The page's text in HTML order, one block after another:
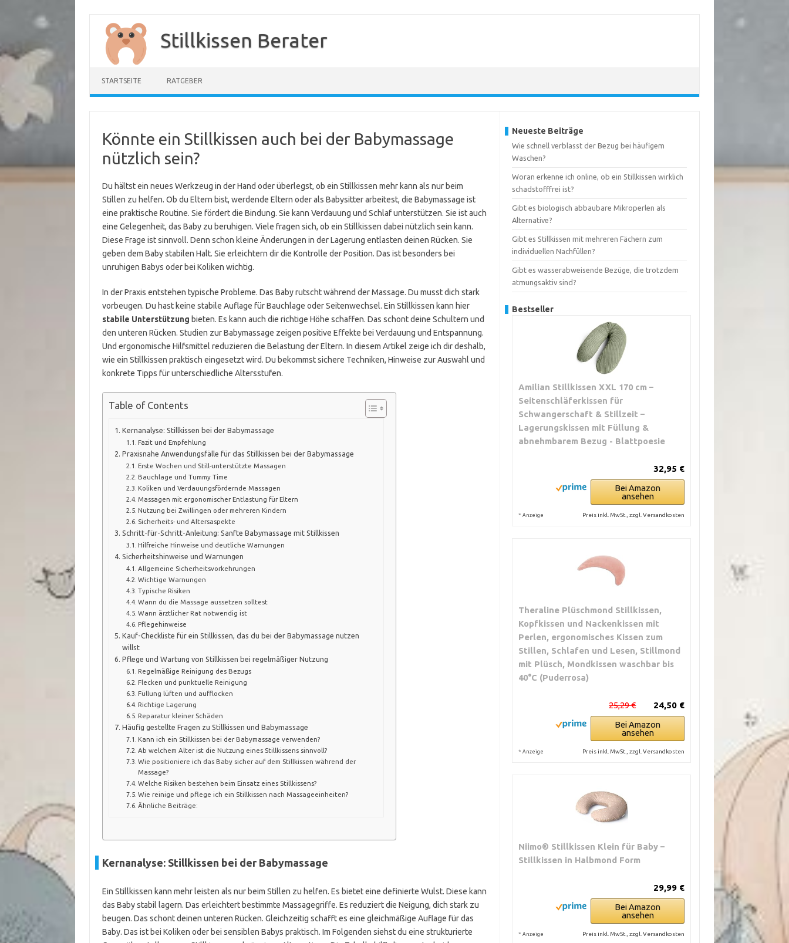
Inhalt
springen
Stillkissen Berater
STARTSEITE RATGEBER
Könnte ein Stillkissen auch bei der Babymassage
nützlich sein?
Du hältst ein neues Werkzeug in der Hand oder überlegst, ob ein Stillkissen mehr kann als nur beim
Stillen zu helfen. Ob du Eltern bist, werdende Eltern oder als Babysitter arbeitest, die Babymassage ist
eine praktische Routine. Sie fördert die Bindung. Sie kann Verdauung und Schlaf unterstützen. Sie ist auch
eine Gelegenheit, das Baby zu beruhigen. Viele fragen sich, ob ein Stillkissen dabei nützlich sein kann.
Diese Frage ist sinnvoll. Denn schon kleine Änderungen in der Lagerung entlasten deinen Rücken. Sie
geben dem Baby stabilen Halt. Sie erleichtern dir die Kontrolle der Position. Das ist besonders bei
unruhigen Babys oder bei Koliken wichtig.
In der Praxis entstehen typische Probleme. Das Baby rutscht während der Massage. Du musst dich stark
vorbeugen. Du hast keine stabile Auflage für Bauchlage oder Seitenwechsel. Ein Stillkissen kann hier
stabile Unterstützung bieten. Es kann auch die richtige Höhe schaffen. Das schont deine Schultern und
den unteren Rücken. Studien zur Babymassage zeigen positive Effekte bei Verdauung und Entspannung.
Und ergonomische Hilfsmittel reduzieren die Belastung der Eltern. In diesem Artikel zeige ich dir deshalb,
wie ein Stillkissen praktisch eingesetzt wird. Du bekommst sichere Techniken, Hinweise zur Auswahl und
konkrete Tipps für unterschiedliche Altersstufen.
Table of Contents
Kernanalyse: Stillkissen bei der Babymassage
Fazit und Empfehlung
Praxisnahe Anwendungsfälle für das Stillkissen bei der Babymassage
Erste Wochen und Still-unterstützte Massagen
Bauchlage und Tummy Time
Koliken und Verdauungsfördernde Massagen
Massagen mit ergonomischer Entlastung für Eltern
Nutzung bei Zwillingen oder mehreren Kindern
Sicherheits- und Altersaspekte
Schritt-für-Schritt-Anleitung: Sanfte Babymassage mit Stillkissen
Hilfreiche Hinweise und deutliche Warnungen
Sicherheitshinweise und Warnungen
Allgemeine Sicherheitsvorkehrungen
Wichtige Warnungen
Typische Risiken
Wann du die Massage aussetzen solltest
Wann ärztlicher Rat notwendig ist
Pflegehinweise
Kauf-Checkliste für ein Stillkissen, das du bei der Babymassage nutzen
willst
Pflege und Wartung von Stillkissen bei regelmäßiger Nutzung
Regelmäßige Reinigung des Bezugs
Flecken und punktuelle Reinigung
Füllung lüften und aufflocken
Richtige Lagerung
Reparatur kleiner Schäden
Häufig gestellte Fragen zu Stillkissen und Babymassage
Kann ich ein Stillkissen bei der Babymassage verwenden?
Ab welchem Alter ist die Nutzung eines Stillkissens sinnvoll?
Wie positioniere ich das Baby sicher auf dem Stillkissen während der
Massage?
Welche Risiken bestehen beim Einsatz eines Stillkissens?
Wie reinige und pflege ich ein Stillkissen nach Massageeinheiten?
Ähnliche Beiträge:
Kernanalyse: Stillkissen bei der Babymassage
Ein Stillkissen kann mehr leisten als nur beim Stillen zu helfen. Es bietet eine definierte Wulst. Diese kann
das Baby stabil lagern. Das erleichtert bestimmte Massagegriffe. Es reduziert die Neigung, dich stark zu
beugen. Das schont deinen unteren Rücken. Gleichzeitig schafft es eine gleichmäßige Auflage für das
Baby. Das ist bei Koliken oder bei sensiblen Babys praktisch. Im Folgenden siehst du eine strukturierte
Neueste Beiträge
Wie schnell verblasst der Bezug bei häufigem
Waschen?
Woran erkenne ich online, ob ein Stillkissen wirklich
schadstofffrei ist?
Gibt es biologisch abbaubare Mikroperlen als
Alternative?
Gibt es Stillkissen mit mehreren Fächern zum
individuellen Nachfüllen?
Gibt es wasserabweisende Bezüge, die trotzdem
atmungsaktiv sind?
Bestseller
Amilian Stillkissen XXL 170 cm –
Seitenschläferkissen für
Schwangerschaft & Stillzeit –
Lagerungskissen mit Füllung &
abnehmbarem Bezug - Blattpoesie
32,95 €
Bei Amazon
ansehen
* Anzeige Preis inkl. MwSt., zzgl. Versandkosten
Theraline Plüschmond Stillkissen,
Kopfkissen und Nackenkissen mit
Perlen, ergonomisches Kissen zum
Stillen, Schlafen und Lesen, Stillmond
mit Plüsch, Mondkissen waschbar bis
40°C (Puderrosa)
24,50 €
25,29 €
Bei Amazon
ansehen
* Anzeige Preis inkl. MwSt., zzgl. Versandkosten
Niimo® Stillkissen Klein für Baby –
Stillkissen in Halbmond Form
29,99 €
Bei Amazon
ansehen
* Anzeige Preis inkl. MwSt., zzgl. Versandkosten